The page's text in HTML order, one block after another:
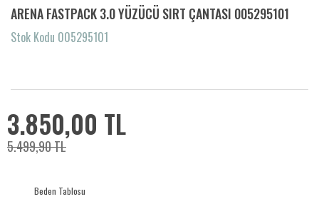
ARENA FASTPACK 3.0 YÜZÜCÜ SIRT ÇANTASI 005295101
Stok Kodu 005295101
3.850,00 TL
5.499,90 TL
Beden Tablosu